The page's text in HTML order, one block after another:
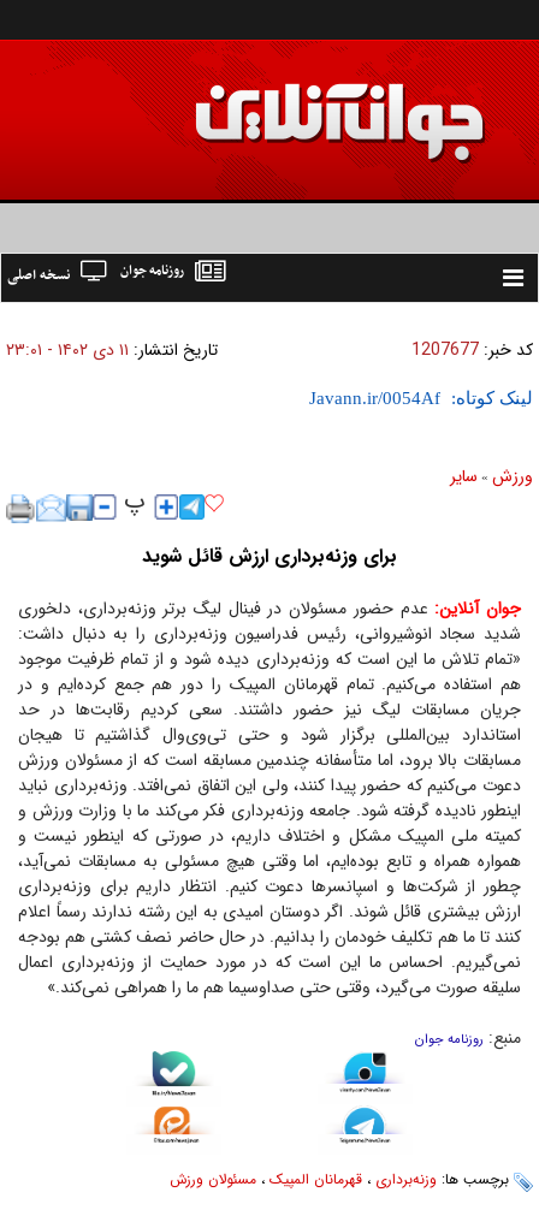
Toggle
نسخه اصلی روزنامه جوان
کد خبر: 1207677 تاریخ انتشار: ۱۱ دی ۱۴۰۲ - ۲۳:۰۱
لینک کوتاه:
ورزش » ساير
برای وزنه‌برداری ارزش قائل شوید
جوان آنلاین: عدم حضور مسئولان در فینال لیگ برتر وزنه‌برداری، دلخوری
شدید سجاد انوشیروانی، رئیس فدراسیون وزنه‌برداری را به دنبال داشت:
«تمام تلاش ما این است که وزنه‌برداری دیده شود و از تمام ظرفیت موجود
هم استفاده می‌کنیم. تمام قهرمانان المپیک را دور هم جمع کرده‌ایم و در
جریان مسابقات لیگ نیز حضور داشتند. سعی کردیم رقابت‌ها در حد
استاندارد بین‌المللی برگزار شود و حتی تی‌وی‌وال گذاشتیم تا هیجان
مسابقات بالا برود، اما متأسفانه چندمین مسابقه است که از مسئولان ورزش
دعوت می‌کنیم که حضور پیدا کنند، ولی این اتفاق نمی‌افتد. وزنه‌برداری نباید
اینطور نادیده گرفته شود. جامعه وزنه‌برداری فکر می‌کند ما با وزارت ورزش و
کمیته ملی المپیک مشکل و اختلاف داریم، در صورتی که اینطور نیست و
همواره همراه و تابع بوده‌ایم، اما وقتی هیچ مسئولی به مسابقات نمی‌آید،
چطور از شرکت‌ها و اسپانسر‌ها دعوت کنیم. انتظار داریم برای وزنه‌برداری
ارزش بیشتری قائل شوند. اگر دوستان امیدی به این رشته ندارند رسماً اعلام
کنند تا ما هم تکلیف خودمان را بدانیم. در حال حاضر نصف کشتی هم بودجه
نمی‌گیریم. احساس ما این است که در مورد حمایت از وزنه‌برداری اعمال
سلیقه صورت می‌گیرد، وقتی حتی صداوسیما هم ما را همراهی نمی‌کند.»
منبع: روزنامه جوان
برچسب ها: وزنه‌برداری ، قهرمانان المپیک ، مسئولان ورزش